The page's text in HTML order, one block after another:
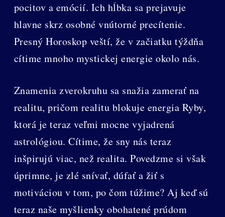
pocitov a emócií. Ich hĺbka sa prejavuje
hlavne skrz osobné vnútorné precítenie.
Presný Horoskop veští, že v začiatku týždňa
cítime mnoho mystickej energie okolo nás.
Znamenia zverokruhu sa snažia zamerať na
realitu, pričom realitu blokuje energia Ryby,
ktorá je teraz veľmi mocne vyjadrená
astrológiou. Cítime, že sny nás teraz
inšpirujú viac, než realita. Povedzme si však
úprimne, je zlé snívať, dúfať a žiť s
motiváciou v tom, po čom túžime? Aj keď sú
teraz naše myšlienky obohatené prúdom